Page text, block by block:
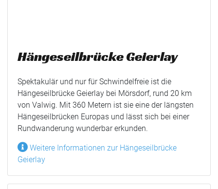
Hängeseilbrücke Geierlay
Spektakulär und nur für Schwindelfreie ist die
Hängeseilbrücke Geierlay bei Mörsdorf, rund 20 km
von Valwig. Mit 360 Metern ist sie eine der längsten
Hängeseilbrücken Europas und lässt sich bei einer
Rundwanderung wunderbar erkunden.
Weitere Informationen zur Hängeseilbrücke
Geierlay